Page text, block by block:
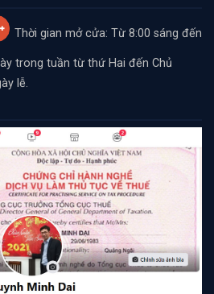
Thời gian mở cửa: Từ 8:00 sáng đến
trong tuần từ thứ Hai đến Chủ
lễ.